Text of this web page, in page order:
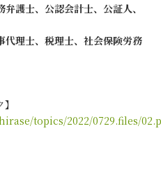
護士、公認会計士、公証人、
代理士、税理士、社会保険労務
topics/2022/0729.files/